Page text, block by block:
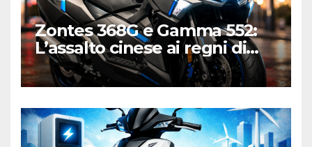
Zontes 368G e Gamma 552:
L’assalto cinese ai regni di
Honda e Yamaha